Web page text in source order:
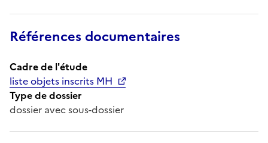
Références documentaires
Cadre de l'étude
liste objets inscrits MH
Type de dossier
dossier avec sous-dossier